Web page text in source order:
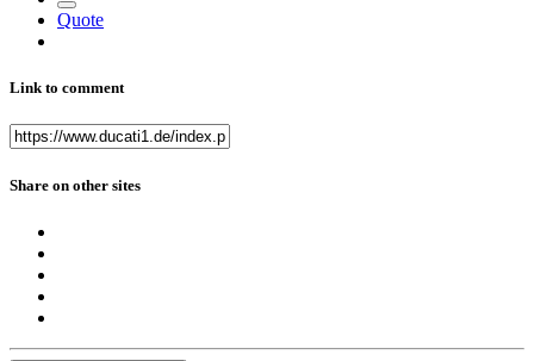
Quote
Link to comment
Share on other sites